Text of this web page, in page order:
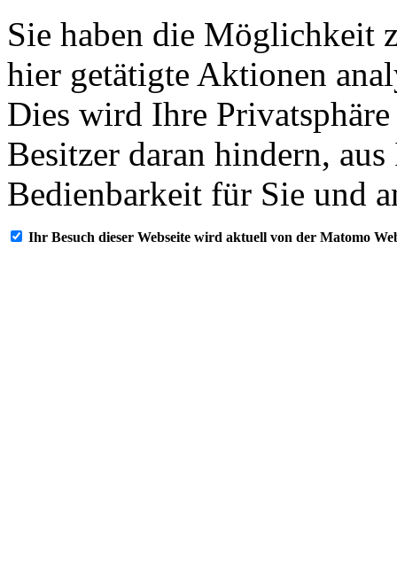
Sie haben die Möglichkeit
hier getätigte Aktionen
Dies wird Ihre
Besitzer daran hindern,
Bedienbarkeit für Sie und
Ihr Besuch dieser Webseite wird aktuell von der Matomo